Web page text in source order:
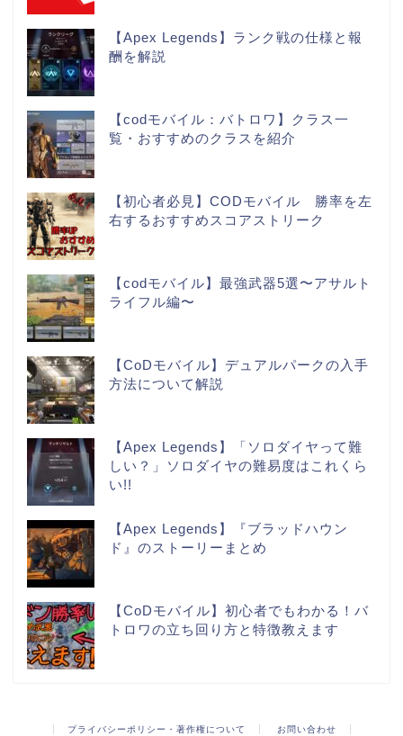
【Apex Legends】ランク戦の仕様と報
酬を解説
【codモバイル：バトロワ】クラス一
覧・おすすめのクラスを紹介
【初心者必見】CODモバイル 勝率を左
右するおすすめスコアストリーク
【codモバイル】最強武器5選〜アサルト
ライフル編〜
【CoDモバイル】デュアルパークの入手
方法について解説
【Apex Legends】「ソロダイヤって難
しい？」ソロダイヤの難易度はこれくら
い!!
【Apex Legends】『ブラッドハウン
ド』のストーリーまとめ
【CoDモバイル】初心者でもわかる！バ
トロワの立ち回り方と特徴教えます
プライバシーポリシー・著作権について お問い合わせ